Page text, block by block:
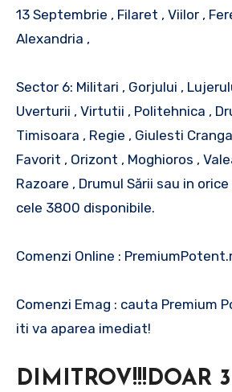
13 Septembrie , Filaret , Viilor ,
Alexandria ,
Sector 6: Militari , Gorjului ,
Uverturii , Virtutii , Politehnica ,
Timisoara , Regie , Giulesti
Favorit , Orizont , Moghioros ,
Razoare , Drumul Sării sau in
cele 3800 disponibile.
Comenzi Online :
Comenzi Emag : cauta Premium
iti va aparea imediat!
DIMITROV!!!DOAR 3